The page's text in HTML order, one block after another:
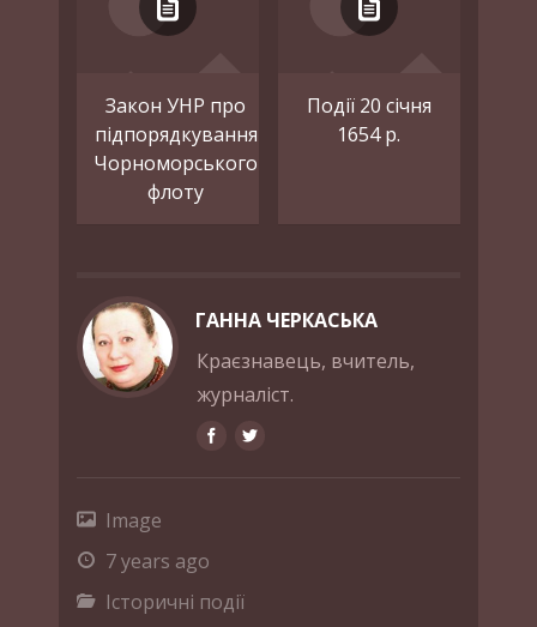
Закон УНР про
підпорядкування
Чорноморського
флоту
Події 20 січня
1654 р.
ГАННА ЧЕРКАСЬКА
Краєзнавець, вчитель,
журналіст.
Image
7 years ago
Історичні події